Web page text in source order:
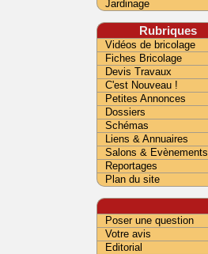
Jardinage
Rubriques
Vidéos de bricolage
Fiches Bricolage
Devis Travaux
C'est Nouveau !
Petites Annonces
Dossiers
Schémas
Liens & Annuaires
Salons & Evènements
Reportages
Plan du site
Poser une question
Votre avis
Editorial